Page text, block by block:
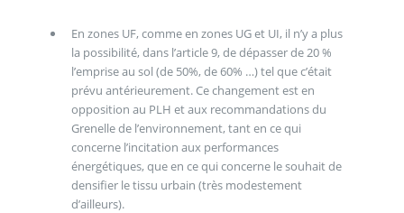
En zones UF, comme en zones UG et UI, il n’y a plus
la possibilité, dans l’article 9, de dépasser de 20 %
l’emprise au sol (de 50%, de 60% …) tel que c’était
prévu antérieurement. Ce changement est en
opposition au PLH et aux recommandations du
Grenelle de l’environnement, tant en ce qui
concerne l’incitation aux performances
énergétiques, que en ce qui concerne le souhait de
densifier le tissu urbain (très modestement
d’ailleurs).